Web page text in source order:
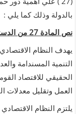
بالدولة وذلك كما يلي :
نص المادة 27 من الدستور المصري :
يهدف النظام
التنمية المسندامة
الحقيقي للاقتصاد
العمل وتقليل معدلات
يلتزم النظام